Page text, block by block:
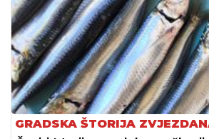
GRADSKA ŠTORIJA